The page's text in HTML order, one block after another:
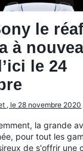
le
à
le 24
, le 28 novembre 2020
la grande
pour tout les
de s'offrir une